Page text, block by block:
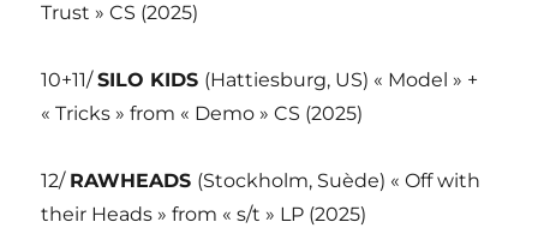
Trust » CS (2025)
10+11/SILO KIDS (Hattiesburg, US) « Model » +
« Tricks » from « Demo » CS (2025)
12/ RAWHEADS (Stockholm, Suède) « Off with
their Heads » from « s/t » LP (2025)